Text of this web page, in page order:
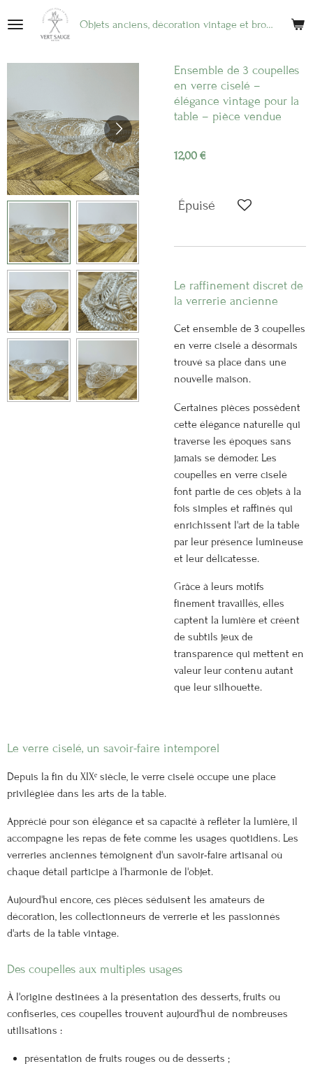
Passer
au
principal
Objets anciens, décoration vintage et brocante en ligne
Ensemble de 3 coupelles
en verre ciselé –
élégance vintage pour la
table – pièce vendue
12,00 €
Épuisé
Le raffinement discret de
la verrerie ancienne
Cet ensemble de 3 coupelles
en verre ciselé a désormais
trouvé sa place dans une
nouvelle maison.
Certaines pièces possèdent
cette élégance naturelle qui
traverse les époques sans
jamais se démoder. Les
coupelles en verre ciselé
font partie de ces objets à la
fois simples et raffinés qui
enrichissent l'art de la table
par leur présence lumineuse
et leur délicatesse.
Grâce à leurs motifs
finement travaillés, elles
captent la lumière et créent
de subtils jeux de
transparence qui mettent en
valeur leur contenu autant
que leur silhouette.
Le verre ciselé, un savoir-faire intemporel
Depuis la fin du XIXᵉ siècle, le verre ciselé occupe une place
privilégiée dans les arts de la table.
Apprécié pour son élégance et sa capacité à refléter la lumière, il
accompagne les repas de fête comme les usages quotidiens. Les
verreries anciennes témoignent d'un savoir-faire artisanal où
chaque détail participe à l'harmonie de l'objet.
Aujourd'hui encore, ces pièces séduisent les amateurs de
décoration, les collectionneurs de verrerie et les passionnés
d'arts de la table vintage.
Des coupelles aux multiples usages
À l'origine destinées à la présentation des desserts, fruits ou
confiseries, ces coupelles trouvent aujourd'hui de nombreuses
utilisations :
présentation de fruits rouges ou de desserts ;